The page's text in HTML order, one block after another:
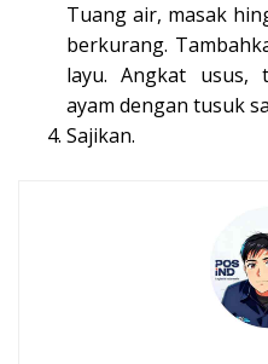
Tuang air, masak
berkurang.
layu. Angkat usus,
ayam dengan tusuk
Sajikan.